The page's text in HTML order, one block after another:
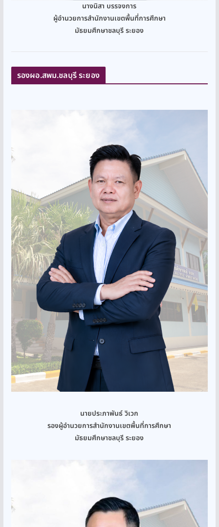
นางนิสา บรรจงการ
ผู้อำนวยการสำนักงานเขตพื้นที่การศึกษา
มัธยมศึกษาชลบุรี ระยอง
รองผอ.สพม.ชลบุรี ระยอง
นายประภาพันธ์ วิเวก
รองผู้อำนวยการสำนักงานเขตพื้นที่การศึกษา
มัธยมศึกษาชลบุรี ระยอง